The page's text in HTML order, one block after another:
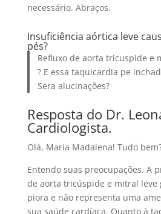
necessário. Abraços.
Insuficiência aórtica leve
pés?
Refluxo de aorta tricuspide e
? E essa taquicardia pe
Sera alucinações?
Resposta do Dr.
Cardiologista.
Olá, Maria Madalena! Tudo
Entendo suas preocupações. A
de aorta tricúspide e mitral leve
piora e não representa uma
sua saúde cardíaca. Quanto à